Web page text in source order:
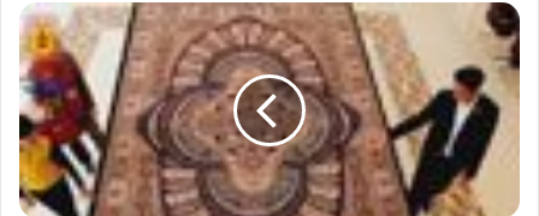
آگهی
فرش
یلدای
کویر
کاشان